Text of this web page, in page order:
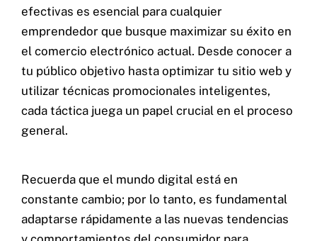
efectivas es esencial para cualquier
emprendedor que busque maximizar su éxito en
el comercio electrónico actual. Desde conocer a
tu público objetivo hasta optimizar tu sitio web y
utilizar técnicas promocionales inteligentes,
cada táctica juega un papel crucial en el proceso
general.
Recuerda que el mundo digital está en
constante cambio; por lo tanto, es fundamental
adaptarse rápidamente a las nuevas tendencias